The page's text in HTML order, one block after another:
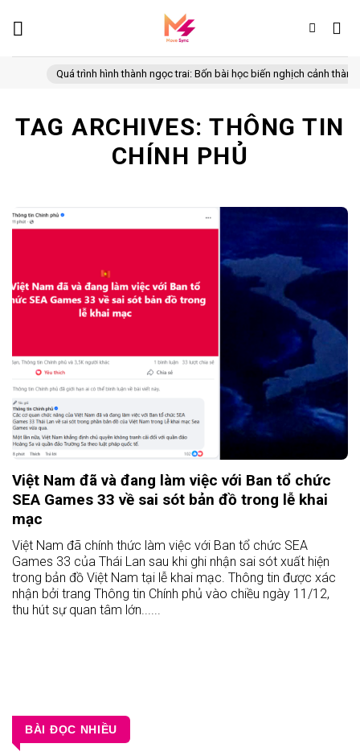
Quá trình hình thành ngọc trai: Bốn bài học biến nghịch cảnh thành
TAG ARCHIVES:THÔNG TIN
CHÍNH PHỦ
Việt Nam đã và đang làm việc với Ban tổ chức
SEA Games 33 về sai sót bản đồ trong lễ khai
mạc
Việt Nam đã chính thức làm việc với Ban tổ chức SEA
Games 33 của Thái Lan sau khi ghi nhận sai sót xuất hiện
trong bản đồ Việt Nam tại lễ khai mạc. Thông tin được xác
nhận bởi trang Thông tin Chính phủ vào chiều ngày 11/12,
thu hút sự quan tâm lớn......
BÀI ĐỌC NHIỀU